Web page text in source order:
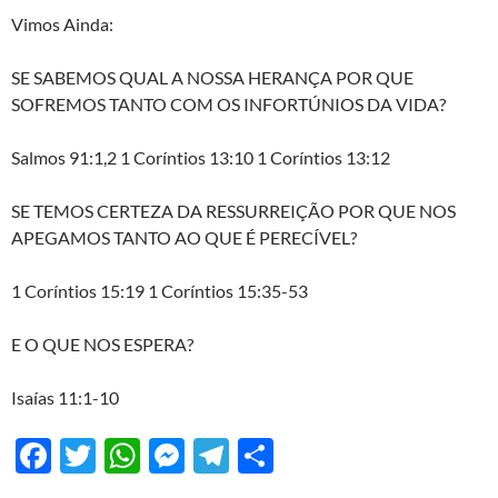
Vimos Ainda:
SE SABEMOS QUAL A NOSSA HERANÇA POR QUE
SOFREMOS TANTO COM OS INFORTÚNIOS DA VIDA?
Salmos 91:1,2 1 Coríntios 13:10 1 Coríntios 13:12
SE TEMOS CERTEZA DA RESSURREIÇÃO POR QUE NOS
APEGAMOS TANTO AO QUE É PERECÍVEL?
1 Coríntios 15:19 1 Coríntios 15:35-53
E O QUE NOS ESPERA?
Isaías 11:1-10
F
T
W M T